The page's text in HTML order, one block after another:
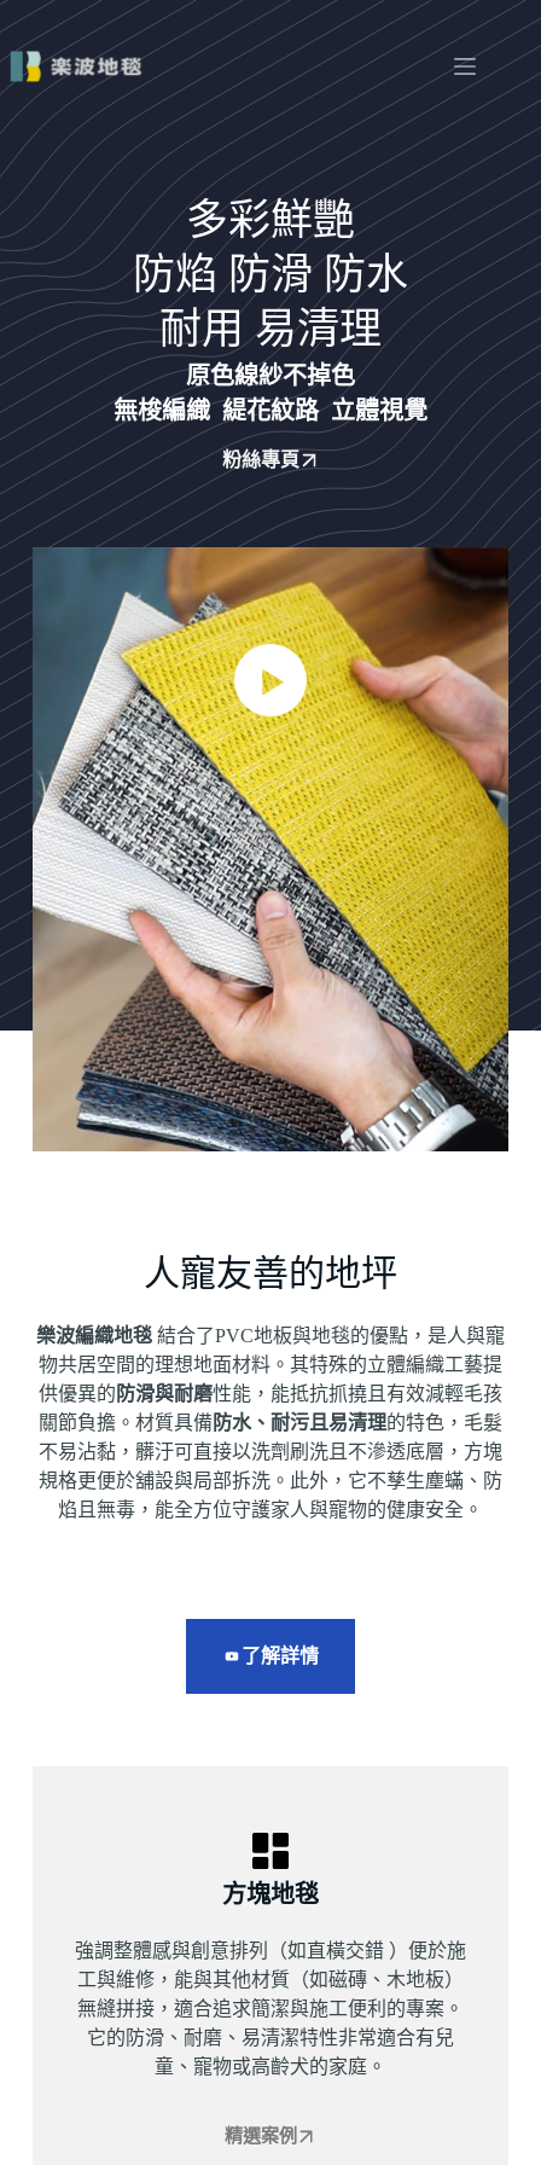
多彩鮮艷
防焰 防滑 防水
耐用 易清理
原色線紗不掉色
無梭編織 緹花紋路 立體視覺
粉絲專頁
人寵友善的地坪
樂波編織地毯 結合了PVC地板與地毯的優點，是人與寵
物共居空間的理想地面材料。其特殊的立體編織工藝提
供優異的 防滑與耐磨性能，能抵抗抓撓且有效減輕毛孩
關節負擔。材質具備 防水、耐污且易清理的特色，毛髮
不易沾黏，髒汙可直接以洗劑刷洗且不滲透底層，方塊
規格更便於舖設與局部拆洗。此外，它不孳生塵蟎、防
焰且無毒，能全方位守護家人與寵物的健康安全。
了解詳情
方塊地毯
強調整體感與創意排列（如直橫交錯 ）便於施
工與維修，能與其他材質（如磁磚、木地板）
無縫拼接，適合追求簡潔與施工便利的專案。
它的防滑、耐磨、易清潔特性非常適合有兒
童、寵物或高齡犬的家庭。
精選案例